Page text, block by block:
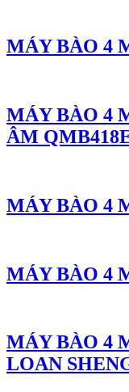
MÁY BÀO 4
MÁY BÀO 4
ÂM
MÁY BÀO 4
MÁY BÀO 4
MÁY BÀO 4
LOAN